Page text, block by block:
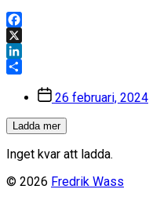
Facebook
X
LinkedIn
Inläggsdatum
26 februari, 2024
Ladda mer
Inget kvar att ladda.
© 2026 Fredrik Wass